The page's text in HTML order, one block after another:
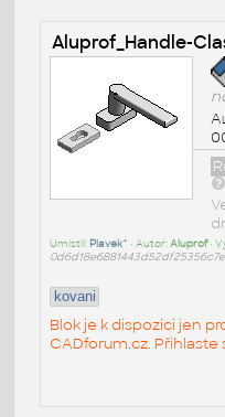
Aluprof_Handle-
Umístil: Plavek^ • Autor:Aluprof•
kovani
Blok je k dispozici jen
CADforum.cz. Přihlaste